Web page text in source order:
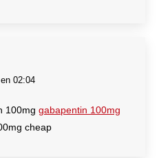
02:04
100mg gabapentin 100mg
cheap